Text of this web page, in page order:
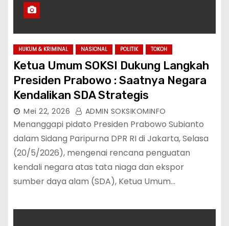
HUKUM & KRIMINAL NASIONAL POLITIK TOKOH
Ketua Umum SOKSI Dukung Langkah
Presiden Prabowo : Saatnya Negara
Kendalikan SDA Strategis
Mei 22, 2026 ADMIN SOKSIKOMINFO
Menanggapi pidato Presiden Prabowo Subianto
dalam Sidang Paripurna DPR RI di Jakarta, Selasa
(20/5/2026), mengenai rencana penguatan
kendali negara atas tata niaga dan ekspor
sumber daya alam (SDA), Ketua Umum…